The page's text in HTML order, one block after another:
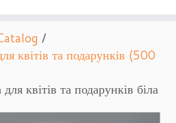
/
квітів та подарунків (500
для квітів та подарунків біла